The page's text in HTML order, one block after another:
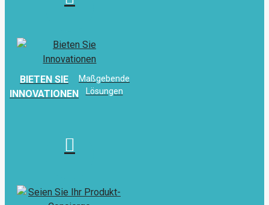
BIETEN SIE
INNOVATIONEN
Maßgebende
Lösungen